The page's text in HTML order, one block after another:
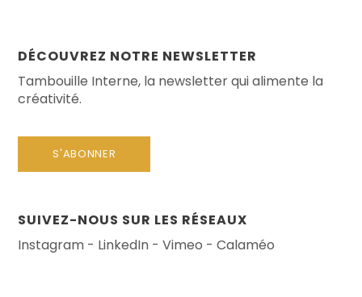
DÉCOUVREZ NOTRE NEWSLETTER
Tambouille Interne, la newsletter qui alimente la
créativité.
S'ABONNER
SUIVEZ-NOUS SUR LES RÉSEAUX
Instagram - LinkedIn -Vimeo -Calaméo